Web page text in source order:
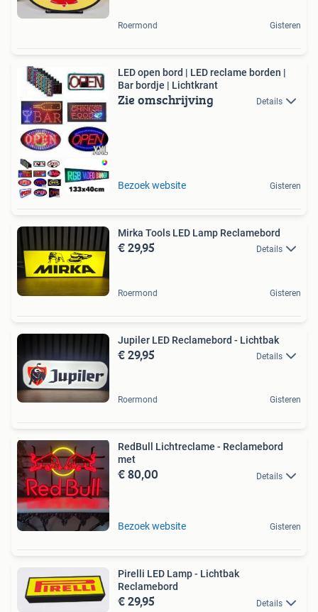
Roermond Gisteren
LED open bord | LED reclame borden |
Bar bordje | Lichtkrant
Zie omschrijving Details
Bezoek website Gisteren
Mirka Tools LED Lamp Reclamebord
€ 29,95 Details
Roermond Gisteren
Jupiler LED Reclamebord - Lichtbak
€ 29,95 Details
Roermond Gisteren
RedBull Lichtreclame - Reclamebord
met
€ 80,00 Details
Bezoek website Gisteren
Pirelli LED Lamp - Lichtbak
Reclamebord
€ 29,95 Details